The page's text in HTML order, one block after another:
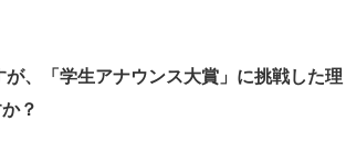
、「学生アナウンス大賞」に挑戦した理
？